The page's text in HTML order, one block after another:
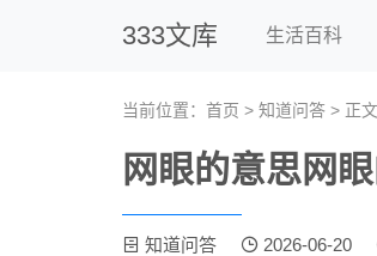
333文库 生活百科
当前位置： 首页 > 知道问答 > 正文
网眼的意思网
知道问答 2026-06-20